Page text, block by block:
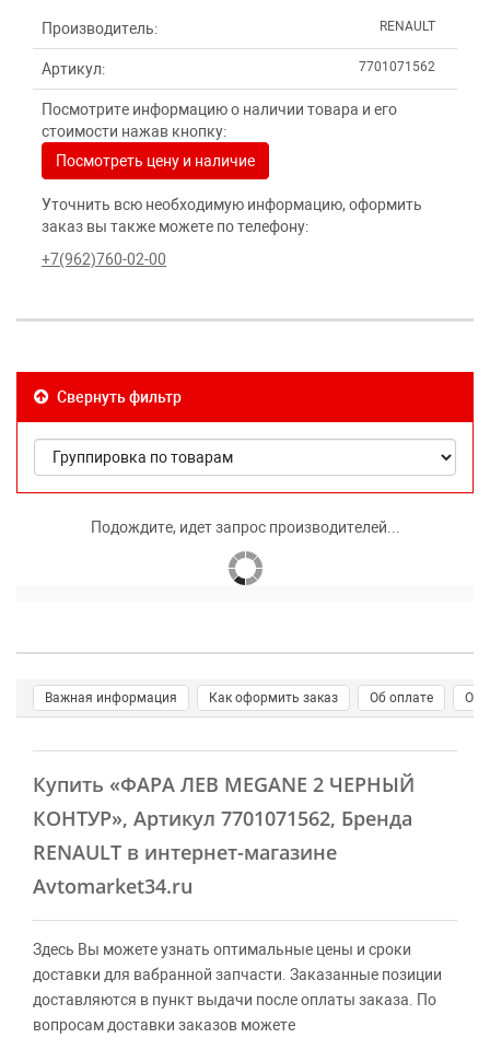
Производитель: RENAULT
Артикул: 7701071562
Посмотрите информацию о наличии товара и его
стоимости нажав кнопку:
Посмотреть цену и наличие
Уточнить всю необходимую информацию, оформить
заказ вы также можете по телефону:
+7(962)760-02-00
Свернуть фильтр
Подождите, идет запрос производителей...
Важная информация Как оформить заказ Об оплате О
Купить «ФАРА ЛЕВ MEGANE 2 ЧЕРНЫЙ
КОНТУР», Артикул 7701071562, Бренда
RENAULT в интернет-магазине
Avtomarket34.ru
Здесь Вы можете узнать оптимальные цены и сроки
доставки для вабранной запчасти. Заказанные позиции
доставляются в пункт выдачи после оплаты заказа. По
вопросам доставки заказов можете